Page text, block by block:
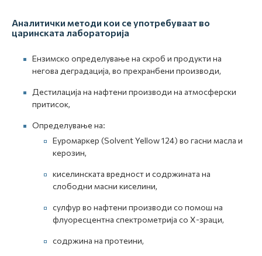
Аналитички методи кои се употребуваат во
царинската лабораторија
Eнзимско определување на скроб и продукти на
негова деградација, во прехранбени производи,
Дестилација на нафтени производи на атмосферски
притисок,
Определување на:
Еуромаркер (Solvent Yellow 124) во гасни масла и
керозин,
киселинската вредност и содржината на
слободни масни киселини,
сулфур во нафтени производи со помош на
флуоресцентна спектрометрија со Х-зраци,
содржина на протеини,